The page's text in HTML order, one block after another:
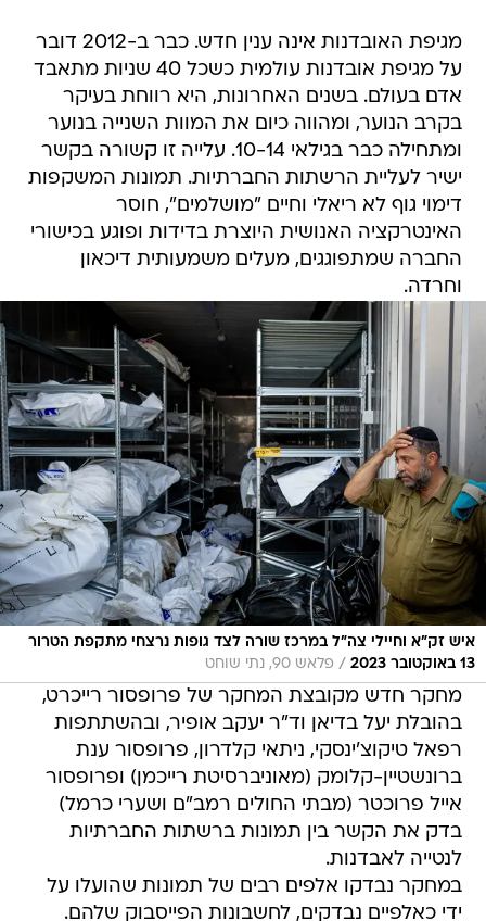
מגיפת האובדנות אינה ענין חדש. כבר ב-2012 דובר
על מגיפת אובדנות עולמית כשכל 40 שניות מתאבד
אדם בעולם. בשנים האחרונות, היא רווחת בעיקר
בקרב הנוער, ומהווה כיום את המוות השנייה בנוער
ומתחילה כבר בגילאי 10-14. עלייה זו קשורה בקשר
ישיר לעליית הרשתות החברתיות. תמונות המשקפות
דימוי גוף לא ריאלי וחיים "מושלמים", חוסר
האינטרקציה האנושית היוצרת בדידות ופוגע בכישורי
החברה שמתפוגגים, מעלים משמעותית דיכאון
וחרדה.
איש זק"א וחיילי צה"ל במרכז שורה לצד גופות נרצחי מתקפת הטרור
13 באוקטובר 2023
/ פלאש 90, נתי שוחט
מחקר חדש מקובצת המחקר של פרופסור רייכרט,
בהובלת יעל בדיאן וד"ר יעקב אופיר, ובהשתתפות
רפאל טיקוצ'ינסקי, ניתאי קלדרון, פרופסור ענת
ברונשטיין-קלומק (מאוניברסיטת רייכמן) ופרופסור
אייל פרוכטר (מבתי החולים רמב"ם ושערי כרמל)
בדק את הקשר בין תמונות ברשתות החברתיות
לנטייה לאבדנות.
במחקר נבדקו אלפים רבים של תמונות שהועלו על
ידי כאלפיים נבדקים, לחשבונות הפייסבוק שלהם.